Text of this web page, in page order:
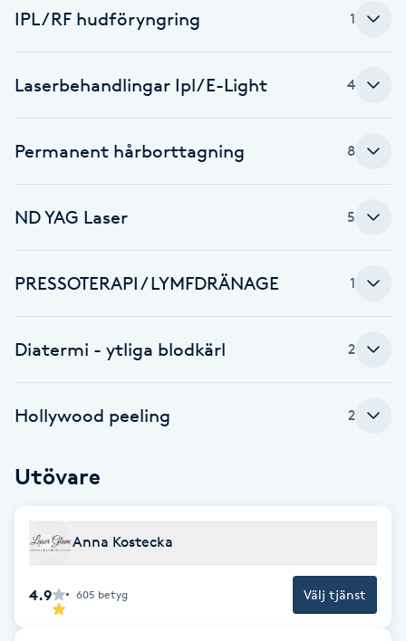
Fettreducering
Fillers
Fotsvamp
Fransar
Fransborttagning
Fransförlängning Megavolym
Fransförlängning Volym
IPL/RF hudföryngring 1
Laserbehandlingar Ipl/E-Light 4
Permanent hårborttagning 8
ND YAG Laser 5
PRESSOTERAPI / LYMFDRÄNAGE 1
Diatermi - ytliga blodkärl 2
Hollywood peeling 2
Utövare
Anna Kostecka
4.9 605 betyg Välj tjänst